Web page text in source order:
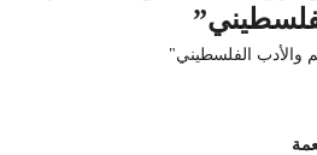
والأدب الفلسطيني"